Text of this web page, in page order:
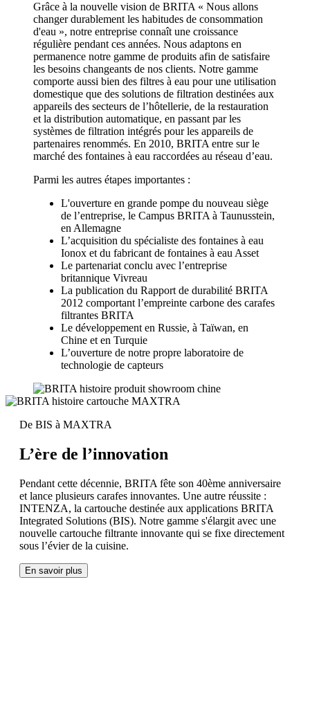
Grâce à la nouvelle vision de BRITA « Nous allons
changer durablement les habitudes de consommation
d'eau », notre entreprise connaît une croissance
régulière pendant ces années. Nous adaptons en
permanence notre gamme de produits afin de satisfaire
les besoins changeants de nos clients. Notre gamme
comporte aussi bien des filtres à eau pour une utilisation
domestique que des solutions de filtration destinées aux
appareils des secteurs de l’hôtellerie, de la restauration
et la distribution automatique, en passant par les
systèmes de filtration intégrés pour les appareils de
partenaires renommés. En 2010, BRITA entre sur le
marché des fontaines à eau raccordées au réseau d’eau.
Parmi les autres étapes importantes :
L'ouverture en grande pompe du nouveau siège
de l’entreprise, le Campus BRITA à Taunusstein,
en Allemagne
L’acquisition du spécialiste des fontaines à eau
Ionox et du fabricant de fontaines à eau Asset
Le partenariat conclu avec l’entreprise
britannique Vivreau
La publication du Rapport de durabilité BRITA
2012 comportant l’empreinte carbone des carafes
filtrantes BRITA
Le développement en Russie, à Taïwan, en
Chine et en Turquie
L’ouverture de notre propre laboratoire de
technologie de capteurs
De BIS à MAXTRA
L’ère de l’innovation
Pendant cette décennie, BRITA fête son 40ème anniversaire
et lance plusieurs carafes innovantes. Une autre réussite :
INTENZA, la cartouche destinée aux applications BRITA
Integrated Solutions (BIS). Notre gamme s'élargit avec une
nouvelle cartouche filtrante innovante qui se fixe directement
sous l’évier de la cuisine.
En savoir plus